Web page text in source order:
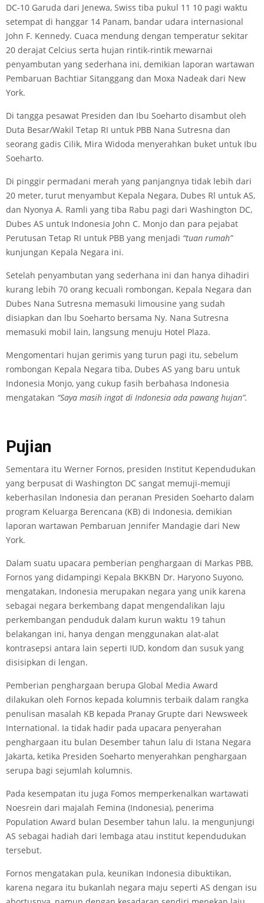
DC-10 Garuda dari Jenewa, Swiss tiba pukul 11 10 pagi waktu
setempat di hanggar 14 Panam, bandar udara internasional
John F. Kennedy. Cuaca mendung dengan temperatur sekitar
20 derajat Celcius serta hujan rintik-rintik mewarnai
penyambutan yang sederhana ini, demikian laporan wartawan
Pembaruan Bachtiar Sitanggang dan Moxa Nadeak dari New
York.
Di tangga pesawat Presiden dan Ibu Soeharto disambut oleh
Duta Besar/Wakil Tetap RI untuk PBB Nana Sutresna dan
seorang gadis Cilik, Mira Widoda menyerahkan buket untuk Ibu
Soeharto.
Di pinggir permadani merah yang panjangnya tidak lebih dari
20 meter, turut menyambut Kepala Negara, Dubes Rl untuk AS,
dan Nyonya A. Ramli yang tiba Rabu pagi dari Washington DC,
Dubes AS untuk Indonesia John C. Monjo dan para pejabat
Perutusan Tetap RI untuk PBB yang menjadi “tuan rumah”
kunjungan Kepala Negara ini.
Setelah penyambutan yang sederhana ini dan hanya dihadiri
kurang lebih 70 orang kecuali rombongan, Kepala Negara dan
Dubes Nana Sutresna memasuki limousine yang sudah
disiapkan dan lbu Soeharto bersama Ny. Nana Sutresna
memasuki mobil lain, langsung menuju Hotel Plaza.
Mengomentari hujan gerimis yang turun pagi itu, sebelum
rombongan Kepala Negara tiba, Dubes AS yang baru untuk
Indonesia Monjo, yang cukup fasih berbahasa Indonesia
mengatakan “Saya masih ingat di Indonesia ada pawang hujan”.
Pujian
Sementara itu Werner Fornos, presiden Institut Kependudukan
yang berpusat di Washington DC sangat memuji-memuji
keberhasilan Indonesia dan peranan Presiden Soeharto dalam
program Keluarga Berencana (KB) di Indonesia, demikian
laporan wartawan Pembaruan Jennifer Mandagie dari New
York.
Dalam suatu upacara pemberian penghargaan di Markas PBB,
Fornos yang didampingi Kepala BKKBN Dr. Haryono Suyono,
mengatakan, Indonesia merupakan negara yang unik karena
sebagai negara berkembang dapat mengendalikan laju
perkembangan penduduk dalam kurun waktu 19 tahun
belakangan ini, hanya dengan menggunakan alat-alat
kontrasepsi antara lain seperti IUD, kondom dan susuk yang
disisipkan di lengan.
Pemberian penghargaan berupa Global Media Award
dilakukan oleh Fornos kepada kolumnis terbaik dalam rangka
penulisan masalah KB kepada Pranay Grupte dari Newsweek
International. Ia tidak hadir pada upacara penyerahan
penghargaan itu bulan Desember tahun lalu di Istana Negara
Jakarta, ketika Presiden Soeharto menyerahkan penghargaan
serupa bagi sejumlah kolumnis.
Pada kesempatan itu juga Fomos memperkenalkan wartawati
Noesrein dari majalah Femina (Indonesia), penerima
Population Award bulan Desember tahun lalu. Ia mengunjungi
AS sebagai hadiah dari lembaga atau institut kependudukan
tersebut.
Fornos mengatakan pula, keunikan Indonesia dibuktikan,
karena negara itu bukanlah negara maju seperti AS dengan isu